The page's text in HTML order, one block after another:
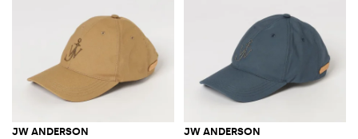
JW ANDERSON JW ANDERSON